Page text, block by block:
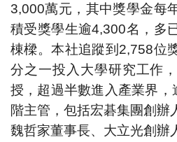
3,000萬元， 其中獎學金每
積受獎學生逾4,300名， 多
棟樑。本社追蹤到2,758位
分之一投入大學研究工作
授， 超過半數進入產業界
階主管， 包括宏碁集團創辦
魏哲家董事長、 大立光創辦